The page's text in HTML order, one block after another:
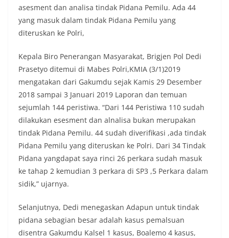
asesment dan analisa tindak Pidana Pemilu. Ada 44
yang masuk dalam tindak Pidana Pemilu yang
diteruskan ke Polri,
Kepala Biro Penerangan Masyarakat, Brigjen Pol Dedi
Prasetyo ditemui di Mabes Polri,KMIA (3/1)2019
mengatakan dari Gakumdu sejak Kamis 29 Desember
2018 sampai 3 Januari 2019 Laporan dan temuan
sejumlah 144 peristiwa. “Dari 144 Peristiwa 110 sudah
dilakukan esesment dan alnalisa bukan merupakan
tindak Pidana Pemilu. 44 sudah diverifikasi ,ada tindak
Pidana Pemilu yang diteruskan ke Polri. Dari 34 Tindak
Pidana yangdapat saya rinci 26 perkara sudah masuk
ke tahap 2 kemudian 3 perkara di SP3 ,5 Perkara dalam
sidik,” ujarnya.
Selanjutnya, Dedi menegaskan Adapun untuk tindak
pidana sebagian besar adalah kasus pemalsuan
disentra Gakumdu Kalsel 1 kasus, Boalemo 4 kasus,